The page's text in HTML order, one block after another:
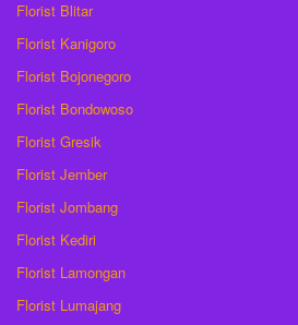
Florist Blitar
Florist Kanigoro
Florist Bojonegoro
Florist Bondowoso
Florist Gresik
Florist Jember
Florist Jombang
Florist Kediri
Florist Lamongan
Florist Lumajang